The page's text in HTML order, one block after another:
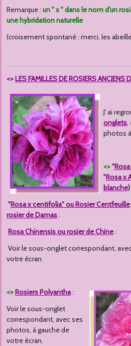
Remarque : un " x " dans le nom d’un
une hybridation naturelle
(croisement spontané : merci, les
<>LES FAMILLES DE ROSIERS ANCIENS
J' ai
onglets,
photos
<>"
"Rosa x
blanche)
"Rosa x centifolia" ou Rosier Centfeuille
rosier de Damas:
Rosa Chinensis ou rosier de Chine:
Voir le sous-onglet correspondant,
votre écran.
<>Rosiers Polyantha:
Voir le sous-onglet
correspondant, avec ses
photos, à gauche de
votre écran.